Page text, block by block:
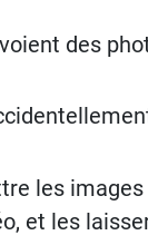
des
les
et les